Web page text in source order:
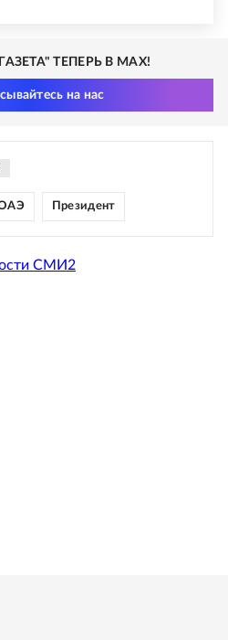
ТЕПЕРЬ В MAX!
на нас
Президент
СМИ2